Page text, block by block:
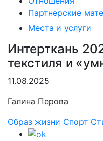
Партнерские
Места и услуги
Интерткань
текстиля и
11.08.2025
Галина Перова
Образ жизни Спорт